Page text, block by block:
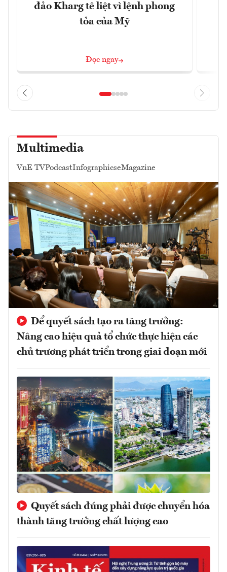
đảo Kharg tê liệt vì lệnh phong
tỏa của Mỹ
Đọc ngay
Multimedia
VnE TVPodcastInfographicseMagazine
Để quyết sách tạo ra tăng trưởng:
Nâng cao hiệu quả tổ chức thực hiện các
chủ trương phát triển trong giai đoạn mới
Quyết sách đúng phải được chuyển hóa
thành tăng trưởng chất lượng cao